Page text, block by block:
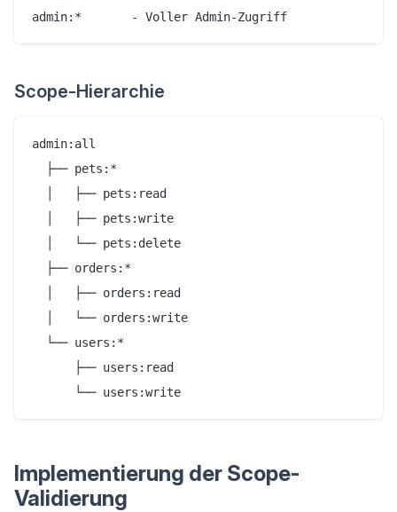
Scope-Hierarchie
admin:all
  ├── pets:*
  │   ├── pets:read
  │   ├── pets:write
  │   └── pets:delete
  ├── orders:*
  │   ├── orders:read
  │   └── orders:write
  └── users:*
      ├── users:read
Implementierung der Scope-
Validierung